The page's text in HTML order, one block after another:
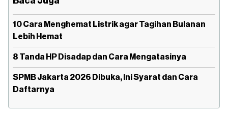
10 Cara Menghemat Listrik agar Tagihan Bulanan
Lebih Hemat
8 Tanda HP Disadap dan Cara Mengatasinya
SPMB Jakarta 2026 Dibuka, Ini Syarat dan Cara
Daftarnya